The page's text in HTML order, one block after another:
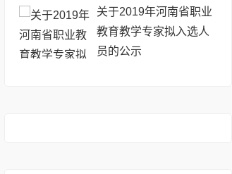
关于2019年河南省职业
教育教学专家拟入选人
员的公示